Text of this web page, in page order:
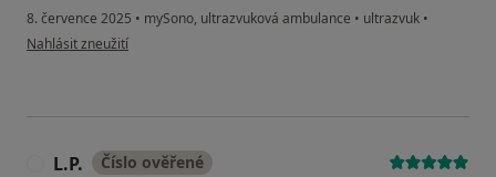
8. července 2025 • mySono, ultrazvuková ambulance • ultrazvuk •
podle názoru uživatele Alena
Nahlásit zneužití
L.P. Číslo ověřené